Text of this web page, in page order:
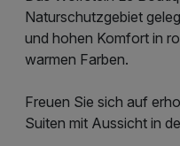
Naturschutzgebiet
und hohen Komfort in
warmen Farben.
Freuen Sie sich auf
Suiten mit Aussicht in